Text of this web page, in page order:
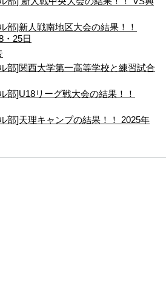
部]新人戦南地区大会の結果！！
・25日
部]関西大学第一高等学校と練習試合
部]U18リーグ戦大会の結果！！
部]天理キャンプの結果！！ 2025年